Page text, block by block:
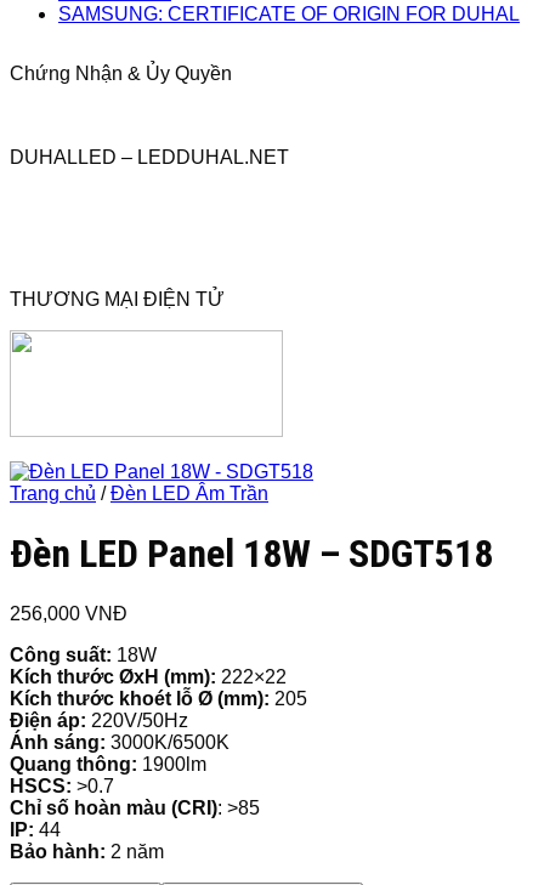
SAMSUNG: CERTIFICATE OF ORIGIN FOR DUHAL
Chứng Nhận & Ủy Quyền
DUHALLED – LEDDUHAL.NET
THƯƠNG MẠI ĐIỆN TỬ
Trang chủ / Đèn LED Âm Trần
Đèn LED Panel 18W – SDGT518
256,000 VNĐ
Công suất: 18W
Kích thước ØxH (mm): 222×22
Kích thước khoét lỗ Ø (mm): 205
Điện áp: 220V/50Hz
Ánh sáng: 3000K/6500K
Quang thông: 1900lm
HSCS: >0.7
Chỉ số hoàn màu (CRI): >85
IP: 44
Bảo hành: 2 năm